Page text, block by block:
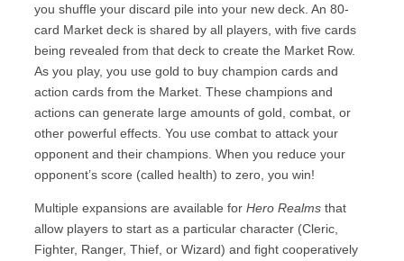
you shuffle your discard pile into your new deck. An 80-
card Market deck is shared by all players, with five cards
being revealed from that deck to create the Market Row.
As you play, you use gold to buy champion cards and
action cards from the Market. These champions and
actions can generate large amounts of gold, combat, or
other powerful effects. You use combat to attack your
opponent and their champions. When you reduce your
opponent’s score (called health) to zero, you win!
Multiple expansions are available for Hero Realms that
allow players to start as a particular character (Cleric,
Fighter, Ranger, Thief, or Wizard) and fight cooperatively